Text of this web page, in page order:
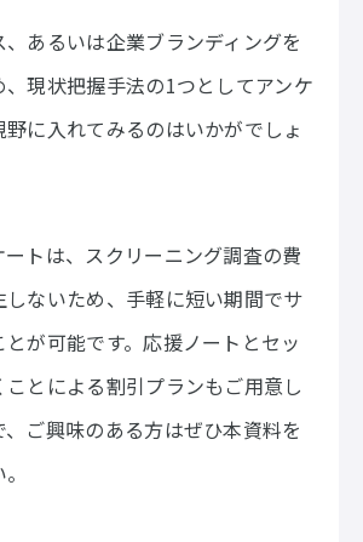
あるいは企業ブランディングを
現状把握手法の1つとしてアンケ
に入れてみるのはいかがでしょ
トは、スクリーニング調査の費
ないため、手軽に短い期間でサ
が可能です。応援ノートとセッ
ことによる割引プランもご用意し
ご興味のある方はぜひ本資料を